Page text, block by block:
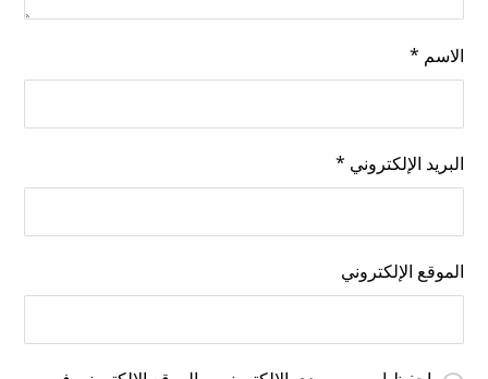
الاسم *
البريد الإلكتروني *
الموقع الإلكتروني